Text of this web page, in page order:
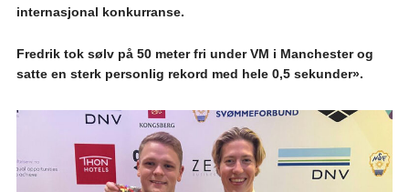
internasjonal konkurranse.
Fredrik tok sølv på 50 meter fri under VM i Manchester og
satte en sterk personlig rekord med hele 0,5 sekunder».